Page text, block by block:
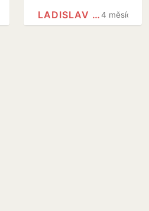
4 měsíce
LADISLAV KREJČÍ